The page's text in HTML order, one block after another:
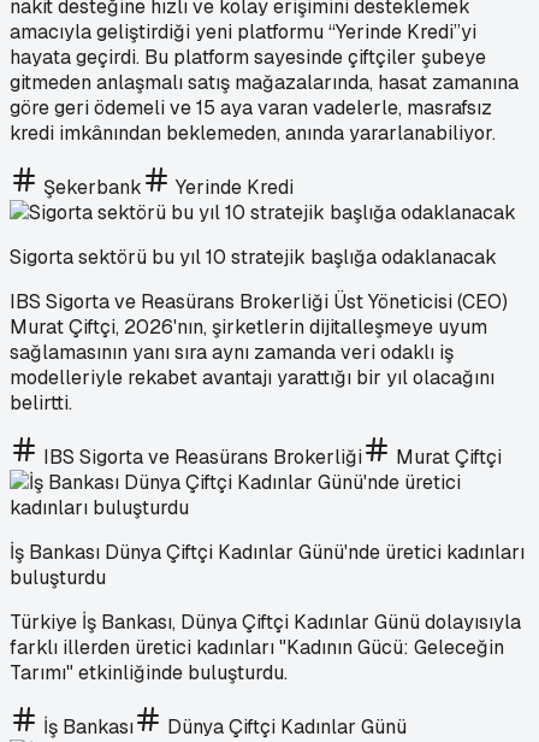
nakit desteğine hızlı ve kolay erişimini desteklemek
amacıyla geliştirdiği yeni platformu “Yerinde Kredi”yi
hayata geçirdi. Bu platform sayesinde çiftçiler şubeye
gitmeden anlaşmalı satış mağazalarında, hasat zamanına
göre geri ödemeli ve 15 aya varan vadelerle, masrafsız
kredi imkânından beklemeden, anında yararlanabiliyor.
Şekerbank Yerinde Kredi
Sigorta sektörü bu yıl 10 stratejik başlığa odaklanacak
IBS Sigorta ve Reasürans Brokerliği Üst Yöneticisi (CEO)
Murat Çiftçi, 2026'nın, şirketlerin dijitalleşmeye uyum
sağlamasının yanı sıra aynı zamanda veri odaklı iş
modelleriyle rekabet avantajı yarattığı bir yıl olacağını
belirtti.
IBS Sigorta ve Reasürans Brokerliği Murat Çiftçi
İş Bankası Dünya Çiftçi Kadınlar Günü'nde üretici kadınları
buluşturdu
Türkiye İş Bankası, Dünya Çiftçi Kadınlar Günü dolayısıyla
farklı illerden üretici kadınları "Kadının Gücü: Geleceğin
Tarımı" etkinliğinde buluşturdu.
İş Bankası Dünya Çiftçi Kadınlar Günü